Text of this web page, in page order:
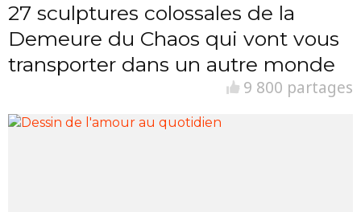
27 sculptures colossales de la
Demeure du Chaos qui vont vous
transporter dans un autre monde
9 800 partages